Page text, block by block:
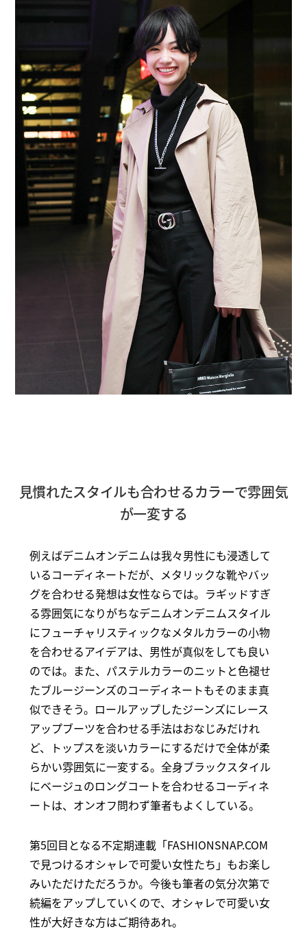
見慣れたスタイルも合わせるカラーで雰囲気
が一変する
例えばデニムオンデニムは我々男性にも浸透して
いるコーディネートだが、メタリックな靴やバッ
グを合わせる発想は女性ならでは。ラギッドすぎ
る雰囲気になりがちなデニムオンデニムスタイル
にフューチャリスティックなメタルカラーの小物
を合わせるアイデアは、男性が真似をしても良い
のでは。また、パステルカラーのニットと色褪せ
たブルージーンズのコーディネートもそのまま真
似できそう。ロールアップしたジーンズにレース
アップブーツを合わせる手法はおなじみだけれ
ど、トップスを淡いカラーにするだけで全体が柔
らかい雰囲気に一変する。全身ブラックスタイル
にベージュのロングコートを合わせるコーディネ
ートは、オンオフ問わず筆者もよくしている。
第5回目となる不定期連載「FASHIONSNAP.COM
で見つけるオシャレで可愛い女性たち」もお楽し
みいただけただろうか。今後も筆者の気分次第で
続編をアップしていくので、オシャレで可愛い女
性が大好きな方はご期待あれ。